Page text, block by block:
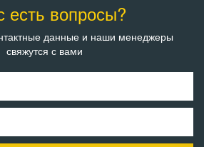
есть вопросы?
данные и наши менеджеры
свяжутся с вами